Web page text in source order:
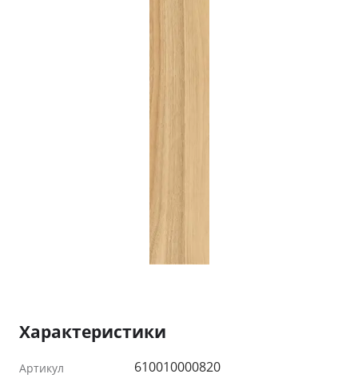
Характеристики
Артикул 610010000820